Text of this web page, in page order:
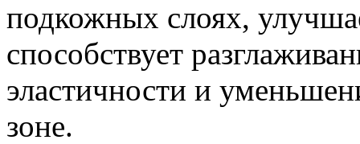
подкожных слоях,
способствует
эластичности и
зоне.